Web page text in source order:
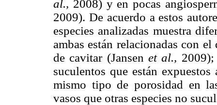
al., 2008) y en pocas
2009). De acuerdo a estos
especies analizadas muestra
ambas están relacionadas con
de cavitar (Jansen et al.,
suculentos que están
mismo tipo de porosidad en
vasos que otras especies no